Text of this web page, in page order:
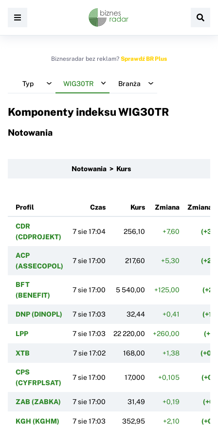
Biznesradar bez reklam? Sprawdź BR Plus
Typ WIG30TR Branża
Komponenty indeksuWIG30TR
Notowania
Notowania > Kurs
Profil Czas Kurs Zmiana Zmiana
CDR
(CDPROJEKT)
7 sie 17:04 256,10 +7,60
ACP
(ASSECOPOL)
7 sie 17:00 217,60 +5,30
BFT
(BENEFIT)
7 sie 17:00 5 540,00 +125,00
DNP (DINOPL) 7 sie 17:03 32,44 +0,41
LPP 7 sie 17:03 22 220,00 +260,00
XTB 7 sie 17:02 168,00 +1,38
CPS
(CYFRPLSAT)
7 sie 17:00 17,000 +0,105
ZAB (ZABKA) 7 sie 17:00 31,49 +0,19
KGH (KGHM) 7 sie 17:03 352,95 +2,10